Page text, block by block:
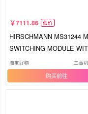
7111.86 低价
HIRSCHMANN MS31244
SWITCHING MODULE
M24TX1 MICE M
淘宝好物 三事
购买